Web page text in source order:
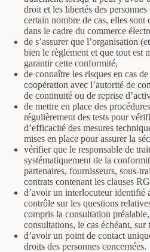
droit et les libertés des
certain nombre de cas, elles
dans le cadre du commerce
de s’assurer que l’organisation
bien le règlement et que tout est
garantir cette conformité,
de connaître les risques en cas
coopération avec l’autorité de
de continuité ou de reprise
de mettre en place des
régulièrement des tests pour
d’efficacité des mesures
mises en place pour assurer la
vérifier que le responsable de
systématiquement de la
partenaires, fournisseurs, sous-
contrats contenant les clauses
d’avoir un interlocuteur identifié
contrôle sur les questions
compris la consultation
consultations, le cas échéant, sur
d’avoir un point de contact
droits des personnes concernées.